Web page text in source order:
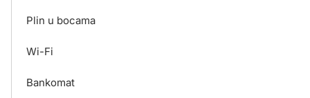
Plin u bocama
Wi-Fi
Bankomat